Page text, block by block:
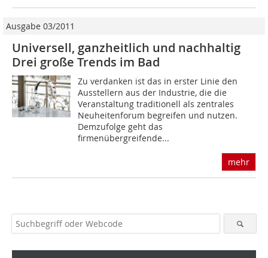
Ausgabe 03/2011
Universell, ganzheitlich und nachhaltig
Drei große Trends im Bad
Zu verdanken ist das in erster Linie den
Ausstellern aus der Industrie, die die
Veranstaltung traditionell als zentrales
Neuheitenforum begreifen und nutzen.
Demzufolge geht das
firmenübergreifende...
mehr